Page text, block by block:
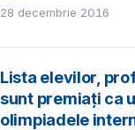
28 decembrie 2016
Lista elevilor,
sunt premiaţi ca
olimpiadele